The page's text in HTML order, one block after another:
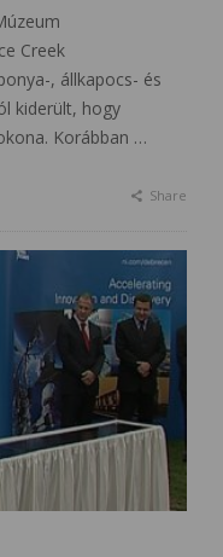
Creek
, állkapocs- és
kiderült, hogy
Korábban …
Share